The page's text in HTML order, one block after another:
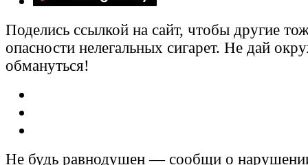
Поделись ссылкой на сайт, чтобы другие
опасности нелегальных сигарет. Не дай
обмануться!
Не будь равнодушен — сообщи о